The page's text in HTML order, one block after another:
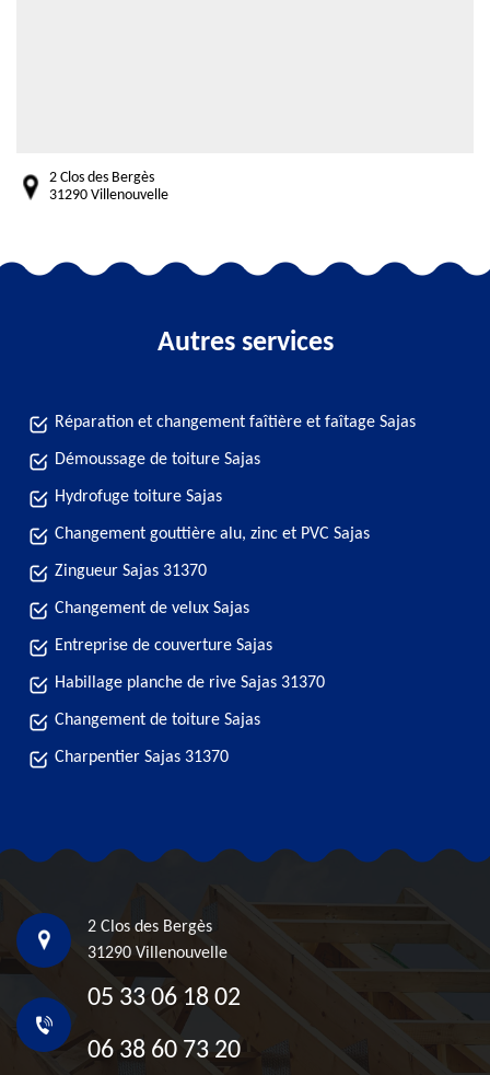
2 Clos des Bergès
31290 Villenouvelle
Autres services
Réparation et changement faîtière et faîtage Sajas
Démoussage de toiture Sajas
Hydrofuge toiture Sajas
Changement gouttière alu, zinc et PVC Sajas
Zingueur Sajas 31370
Changement de velux Sajas
Entreprise de couverture Sajas
Habillage planche de rive Sajas 31370
Changement de toiture Sajas
Charpentier Sajas 31370
2 Clos des Bergès
31290 Villenouvelle
05 33 06 18 02
06 38 60 73 20